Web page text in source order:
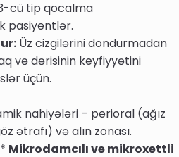
cü tip qocalma
pasiyentlər.
Üz cizgilərini dondurmadan
və dərisinin keyfiyyətini
üçün.
nahiyələri – perioral (ağız
ətrafı) və alın zonası.
* Mikrodamcılı və mikroxəttli